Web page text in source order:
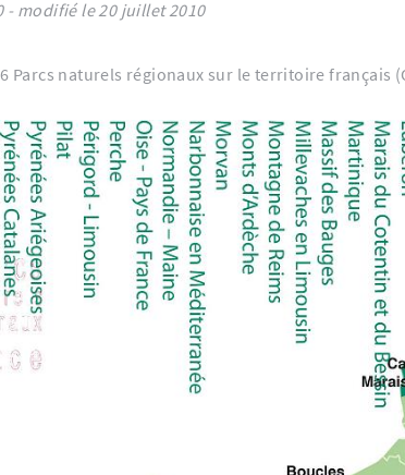
publication le 9 avril 2010 - modifié le 20 juillet 2010
Parcs naturels régionaux sur le territoire français